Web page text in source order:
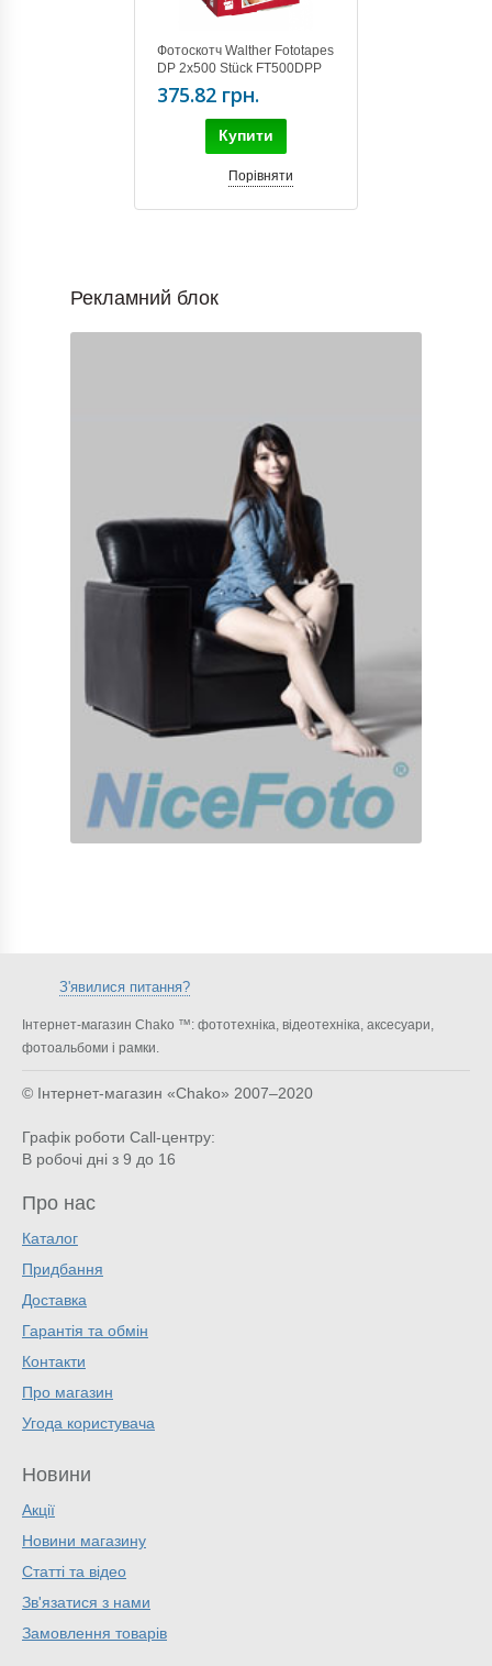
Фотоскотч Walther Fototapes
DP 2x500 Stück FT500DPP
375.82 грн.
Купити
Порівняти
Рекламний блок
З'явилися питання?
Інтернет-магазин Chako ™: фототехніка, відеотехніка, аксесуари,
фотоальбоми і рамки.
© Інтернет-магазин «Chako» 2007–2020
Графік роботи Call-центру:
В робочі дні з 9 до 16
Про нас
Каталог
Придбання
Доставка
Гарантія та обмін
Контакти
Про магазин
Угода користувача
Новини
Акції
Новини магазину
Статті та відео
Зв'язатися з нами
Замовлення товарів